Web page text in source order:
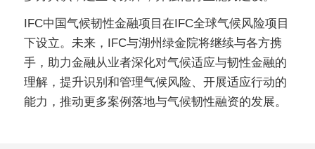
IFC中国气候韧性金融项目在IFC全球气候风险项目
下设立。未来，IFC与湖州绿金院将继续与各方携
手，助力金融从业者深化对气候适应与韧性金融的
理解，提升识别和管理气候风险、开展适应行动的
能力，推动更多案例落地与气候韧性融资的发展。